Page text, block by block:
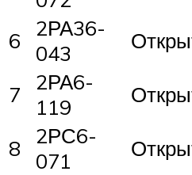
6
2РА36-
043
7
2РА6-
119
8
2РС6-
071